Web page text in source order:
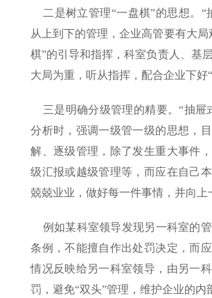
二是树立管理“一盘棋”的思想。“
从上到下的管理，企业高管要有大局
棋”的引导和指挥，科室负责人、基
大局为重，听从指挥，配合企业下好“
三是明确分级管理的精要。“抽屉
分析时，强调一级管一级的思想，
解、逐级管理，除了发生重大事件
级汇报或越级管理等，而应在自己
兢兢业业，做好每一件事情，并向上
例如某科室领导发现另一科室的
条例，不能擅自作出处罚决定，而
情况反映给另一科室领导，由另一
罚，避免“双头”管理，维护企业的内